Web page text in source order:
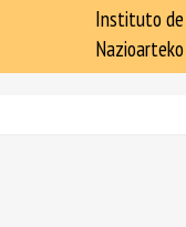
Instituto de